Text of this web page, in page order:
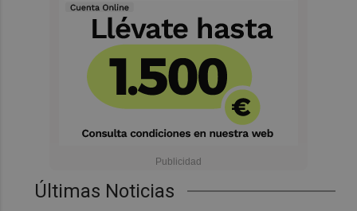
Últimas Noticias